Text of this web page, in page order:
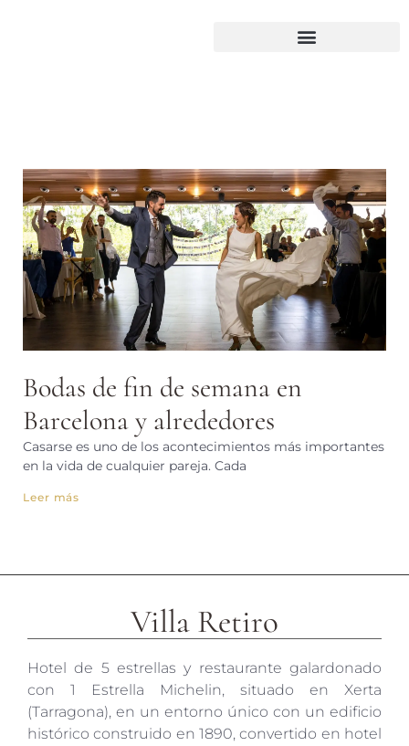
Bodas de fin de semana en
Barcelona y alrededores
Casarse es uno de los acontecimientos más importantes
en la vida de cualquier pareja. Cada
Leer más
Villa Retiro
Hotel de 5 estrellas y restaurante galardonado
con 1 Estrella Michelin, situado en Xerta
(Tarragona), en un entorno único con un edificio
histórico construido en 1890, convertido en hotel